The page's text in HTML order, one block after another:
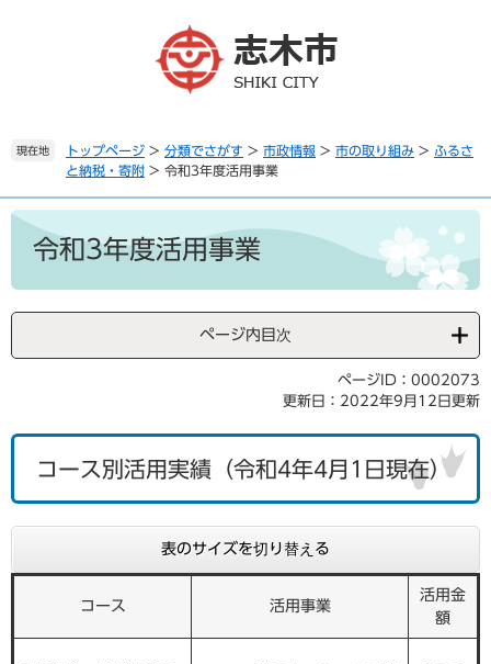
。
て
本
現在地 トップページ > 分類でさがす > 市政情報 > 市の取り組み > ふるさ
と納税・寄附 > 令和3年度活用事業
本
令和3年度活用事業
ページ内目次
ページID：0002073
更新日：2022年9月12日更新
コース別活用実績（令和4年4月1日現在）
表のサイズを切り替える
コース 活用事業
活用金
額